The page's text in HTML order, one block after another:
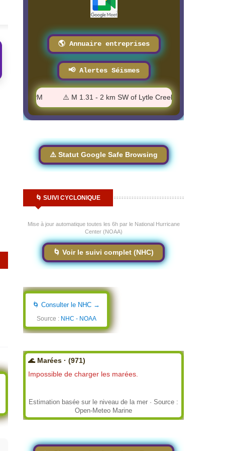
🌎 Annuaire entreprises
📢 Alertes Séismes
PM ⚠️ M 1.31 - 2 km SW of Lytle Creek, CA - 12:07:34 PM
⚠️ Statut Google Safe Browsing
🌀 SUIVI CYCLONIQUE
Mise à jour automatique toutes les 6h par le National Hurricane
Center (NOAA)
🌀 Voir le suivi complet (NHC)
🌀 Consulter le NHC →
Source : NHC - NOAA
🌊 Marées · (971)
Impossible de charger les marées.
Estimation basée sur le niveau de la mer · Source :
Open-Meteo Marine